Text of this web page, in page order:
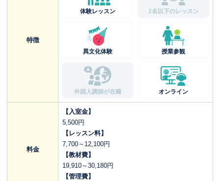
特徴
体験レッスン 2名以下のレッスン
異文化体験 授業参観
外国人講師が在籍 オンライン
料金
【入室金】
5,500円
【レッスン料】
7,700～12,100円
【教材費】
19,910～30,180円
【管理費】